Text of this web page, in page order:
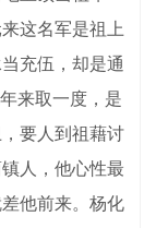
这名军是祖上
充伍，却是通
来取一度，是
要人到祖藉讨
人，他心性最
他前来。杨化